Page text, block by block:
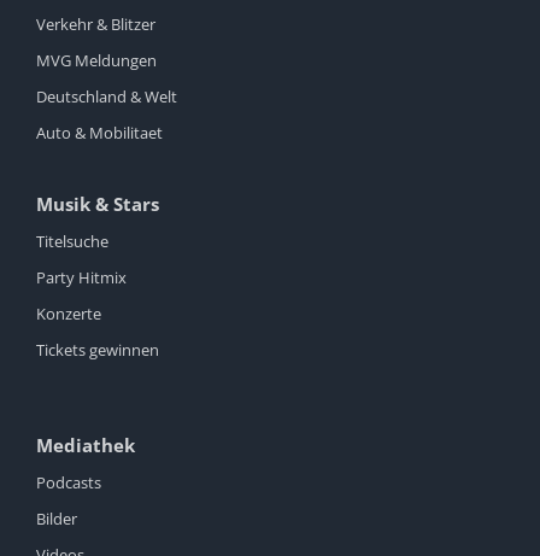
Verkehr & Blitzer
MVG Meldungen
Deutschland & Welt
Auto & Mobilitaet
Musik & Stars
Titelsuche
Party Hitmix
Konzerte
Tickets gewinnen
Mediathek
Podcasts
Bilder